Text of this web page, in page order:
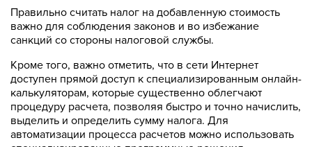
Правильно считать налог на добавленную стоимость
важно для соблюдения законов и во избежание
санкций со стороны налоговой службы.
Кроме того, важно отметить, что в сети Интернет
доступен прямой доступ к специализированным онлайн-
калькуляторам, которые существенно облегчают
процедуру расчета, позволяя быстро и точно начислить,
выделить и определить сумму налога. Для
автоматизации процесса расчетов можно использовать